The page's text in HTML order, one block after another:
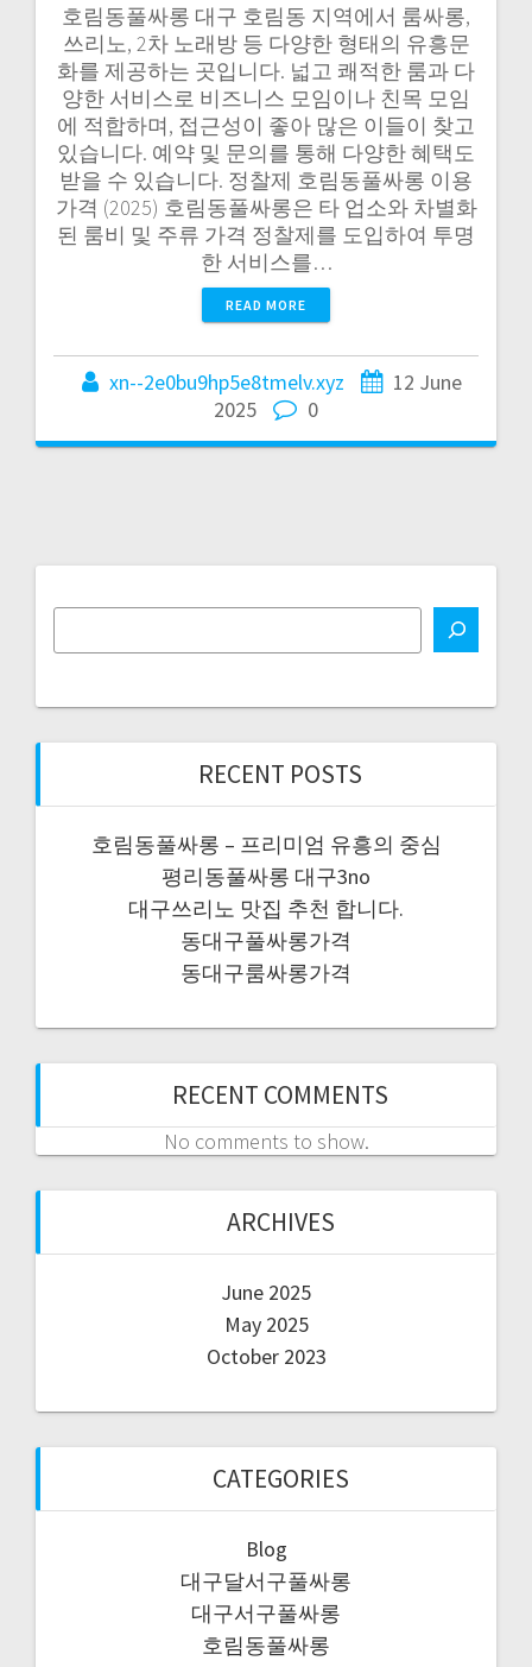
호림동풀싸롱 대구 호림동 지역에서 룸싸롱,
쓰리노, 2차 노래방 등 다양한 형태의 유흥문
화를 제공하는 곳입니다. 넓고 쾌적한 룸과 다
양한 서비스로 비즈니스 모임이나 친목 모임
에 적합하며, 접근성이 좋아 많은 이들이 찾고
있습니다. 예약 및 문의를 통해 다양한 혜택도
받을 수 있습니다. 정찰제 호림동풀싸롱 이용
가격 (2025) 호림동풀싸롱은 타 업소와 차별화
된 룸비 및 주류 가격 정찰제를 도입하여 투명
한 서비스를…
READ MORE
xn--2e0bu9hp5e8tmelv.xyz
12 June
2025
0
RECENT POSTS
호림동풀싸롱 – 프리미엄 유흥의 중심
평리동풀싸롱 대구3no
대구쓰리노 맛집 추천 합니다.
동대구풀싸롱가격
동대구룸싸롱가격
RECENT COMMENTS
No comments to show.
ARCHIVES
June 2025
May 2025
October 2023
CATEGORIES
Blog
대구달서구풀싸롱
대구서구풀싸롱
호림동풀싸롱